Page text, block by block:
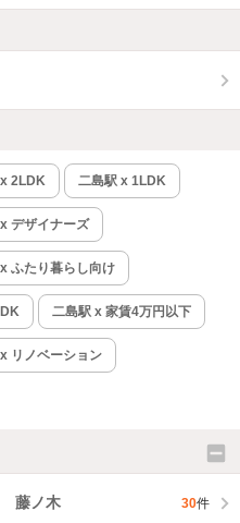
2LDK 二島駅 x 1LDK
デザイナーズ
ふたり暮らし向け
二島駅 x 家賃4万円以下
リノベーション
藤ノ木 30件